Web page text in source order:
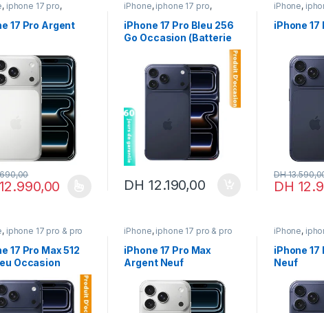
, iphone 17 pro,
17 pro & pro max
neuf17 Pro Argent
12.990,00
a plusieurs variations. Les options peuvent être choisies sur la page
iPhone, iphone 17 pro,
iphone 17 pro & pro max
iPhone occasion
iPhone 17 Pro Bleu 256
Go Occasion (Batterie
DH 12.190,00
iPhone,
iphone 17
iPhone neuf
iPhone 17
DH
DH
Ce
, iphone 17 pro & pro
iphone 17 pro max
occasion
17 Pro Max 512
Occasion
iPhone, iphone 17 pro & pro
iphone 17 pro max
,
iPhone neuf
iPhone 17 Pro Max
Argent Neuf
iPhone,
iPhone neuf
iPhone 17
Neuf